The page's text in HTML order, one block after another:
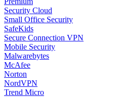
Security Cloud
Small Office Security
SafeKids
Secure Connection VPN
Mobile Security
Malwarebytes
McAfee
Norton
NordVPN
Trend Micro